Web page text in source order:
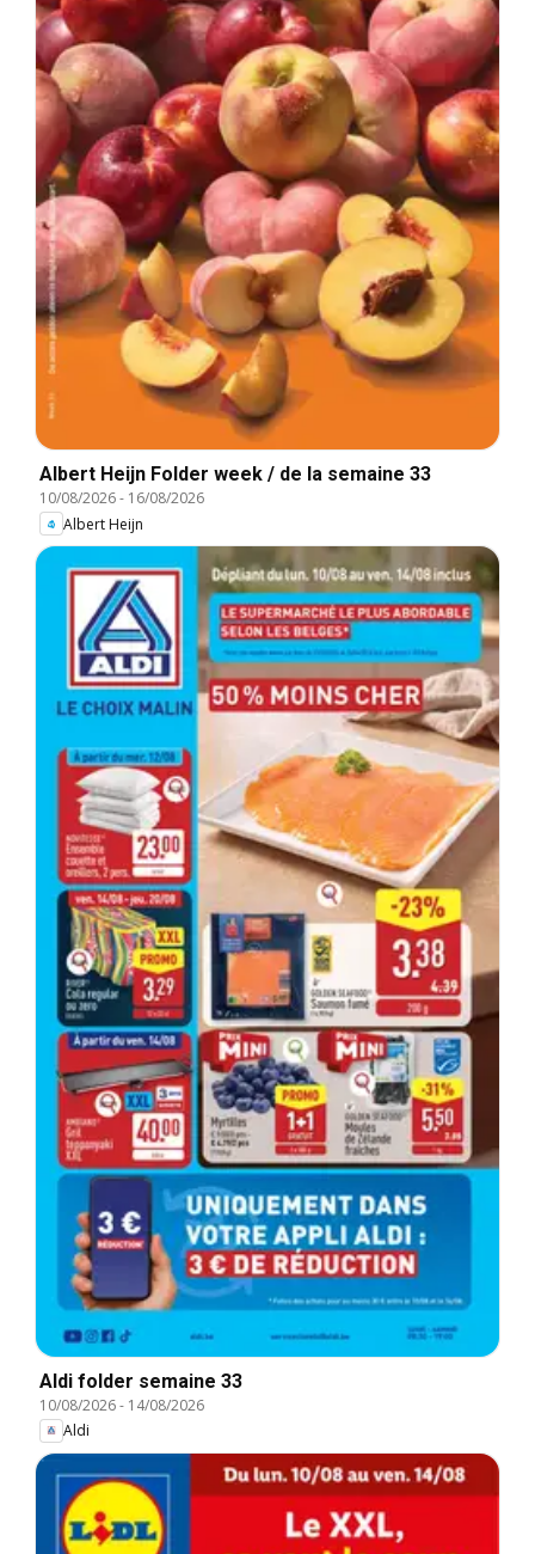
Albert Heijn Folder week / de la semaine 33
10/08/2026- 16/08/2026
Albert Heijn
Aldi folder semaine 33
10/08/2026- 14/08/2026
Aldi